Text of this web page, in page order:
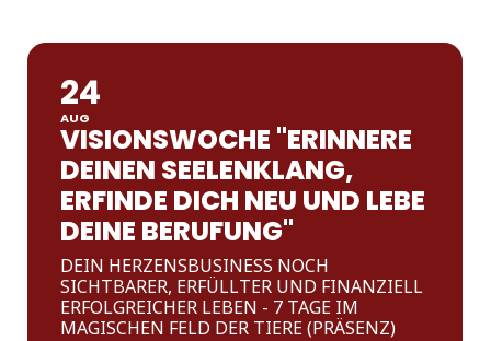
24
AUG
VISIONSWOCHE "ERINNERE
DEINEN SEELENKLANG,
ERFINDE DICH NEU UND LEBE
DEINE BERUFUNG"
DEIN HERZENSBUSINESS NOCH
SICHTBARER, ERFÜLLTER UND FINANZIELL
ERFOLGREICHER LEBEN - 7 TAGE IM
MAGISCHEN FELD DER TIERE (PRÄSENZ)